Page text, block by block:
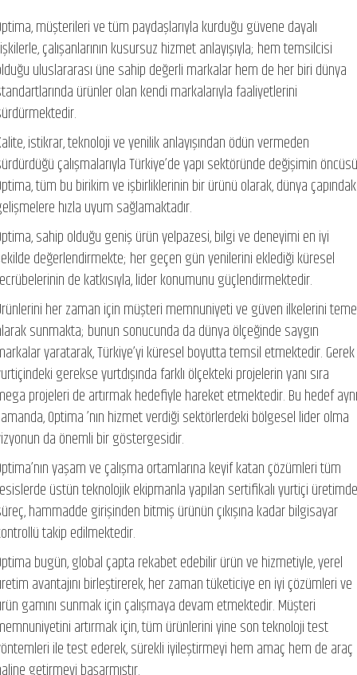
müşterileri ve tüm paydaşlarıyla kurduğu güvene dayalı
çalışanlarının kusursuz hizmet anlayışıyla; hem temsilcisi
uluslararası üne sahip değerli markalar hem de her biri dünya
ürünler olan kendi markalarıyla faaliyetlerini
istikrar, teknoloji ve yenilik anlayışından ödün vermeden
çalışmalarıyla Türkiye’de yapı sektöründe değişimin öncüsü
tüm bu birikim ve işbirliklerinin bir ürünü olarak, dünya
hızla uyum sağlamaktadır.
sahip olduğu geniş ürün yelpazesi, bilgi ve deneyimi en iyi
değerlendirmekte; her geçen gün yenilerini eklediği küresel
de katkısıyla, lider konumunu güçlendirmektedir.
her zaman için müşteri memnuniyeti ve güven ilkelerini
sunmakta; bunun sonucunda da dünya ölçeğinde saygın
yaratarak, Türkiye’yi küresel boyutta temsil etmektedir. Gerek
gerekse yurtdışında farklı ölçekteki projelerin yanı sıra
projeleri de artırmak hedefiyle hareket etmektedir. Bu hedef aynı
Optima ’nın hizmet verdiği sektörlerdeki bölgesel lider olma
da önemli bir göstergesidir.
yaşam ve çalışma ortamlarına keyif katan çözümleri tüm
üstün teknolojik ekipmanla yapılan sertifikalı yurtiçi üretimde
hammadde girişinden bitmiş ürünün çıkışına kadar bilgisayar
takip edilmektedir.
bugün, global çapta rekabet edebilir ürün ve hizmetiyle, yerel
avantajını birleştirerek, her zaman tüketiciye en iyi çözümleri ve
gamını sunmak için çalışmaya devam etmektedir. Müşteri
artırmak için, tüm ürünlerini yine son teknoloji test
ile test ederek, sürekli iyileştirmeyi hem amaç hem de araç